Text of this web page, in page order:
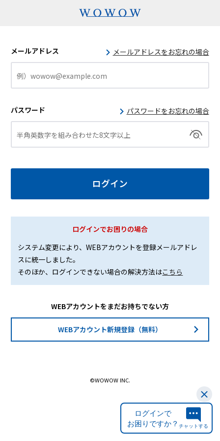
メールアドレス メールアドレスをお忘れの場合
パスワード パスワードをお忘れの場合
ログインでお困りの場合
システム変更により、WEBアカウントを登録メールアドレ
スに統一しました。
そのほか、ログインできない場合の解決方法はこちら
WEBアカウントをまだお持ちでない方
WEBアカウント新規登録（無料）
©WOWOW INC.
ログインで
お困りですか？ チャットする